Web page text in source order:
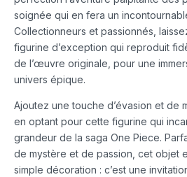
soignée qui en fera un
Collectionneurs et passionnés,
figurine d’exception qui reproduit
de l’œuvre originale, pour une
univers épique.
Ajoutez une touche d’évasion et de
en optant pour cette figurine qui
grandeur de la saga One Piece.
de mystère et de passion, cet objet
simple décoration : c’est une